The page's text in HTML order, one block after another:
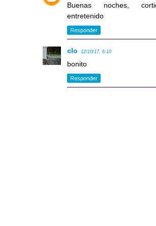
Buenas noches,
entretenido
Responder
clo 12/10/17, 6:10
bonito
Responder